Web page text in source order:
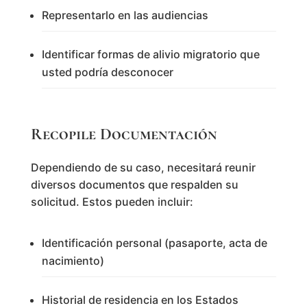
Representarlo en las audiencias
Identificar formas de alivio migratorio que
usted podría desconocer
Recopile Documentación
Dependiendo de su caso, necesitará reunir
diversos documentos que respalden su
solicitud. Estos pueden incluir:
Identificación personal (pasaporte, acta de
nacimiento)
Historial de residencia en los Estados